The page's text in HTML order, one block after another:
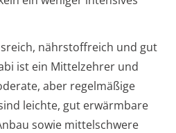
nährstoffreich und gut
ist ein Mittelzehrer und
aber regelmäßige
leichte, gut erwärmbare
sowie mittelschwere